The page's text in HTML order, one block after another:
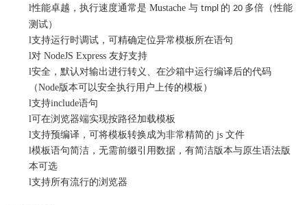
l性能卓越，执行速度通常是 Mustache 与tmpl 的20 多倍（性能
测试）
l支持运行时调试，可精确定位异常模板所在语句
l对 NodeJS Express 友好支持
l安全，默认对输出进行转义、在沙箱中运行编译后的代码
（Node版本可以安全执行用户上传的模板）
l支持include语句
l可在浏览器端实现按路径加载模板
l支持预编译，可将模板转换成为非常精简的 js 文件
l模板语句简洁，无需前缀引用数据，有简洁版本与原生语法版
本可选
l支持所有流行的浏览器